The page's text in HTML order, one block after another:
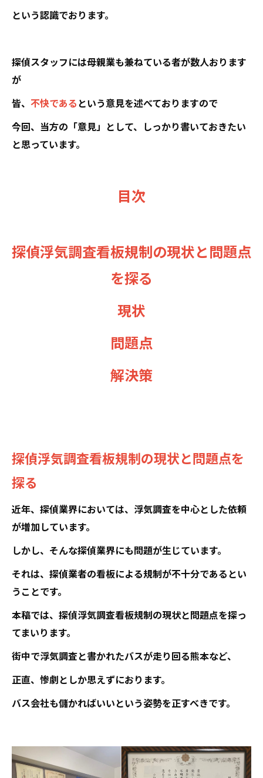
という認識でおります。
探偵スタッフには母親業も兼ねている者が数人おります
が
皆、 不快であるという意見を述べておりますので
今回、当方の「意見」として、しっかり書いておきたい
と思っています。
目次
探偵浮気調査看板規制の現状と問題点
を探る
現状
問題点
解決策
探偵浮気調査看板規制の現状と問題点を
探る
近年、探偵業界においては、浮気調査を中心とした依頼
が増加しています。
しかし、そんな探偵業界にも問題が生じています。
それは、探偵業者の看板による規制が不十分であるとい
うことです。
本稿では、探偵浮気調査看板規制の現状と問題点を探っ
てまいります。
街中で浮気調査と書かれたバスが走り回る熊本など、
正直、惨劇としか思えずにおります。
バス会社も儲かればいいという姿勢を正すべきです。